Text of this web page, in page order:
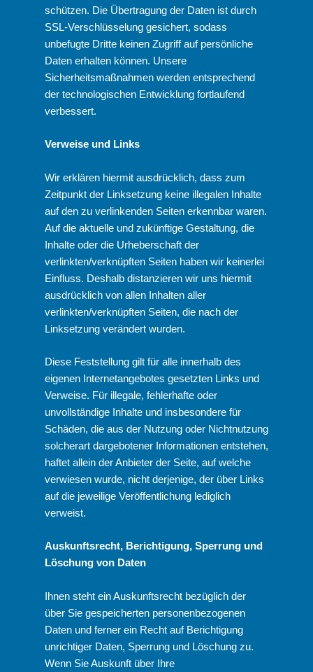
schützen. Die Übertragung der Daten ist durch
SSL-Verschlüsselung gesichert, sodass
unbefugte Dritte keinen Zugriff auf persönliche
Daten erhalten können. Unsere
Sicherheitsmaßnahmen werden entsprechend
der technologischen Entwicklung fortlaufend
verbessert.
Verweise und Links
Wir erklären hiermit ausdrücklich, dass zum
Zeitpunkt der Linksetzung keine illegalen Inhalte
auf den zu verlinkenden Seiten erkennbar waren.
Auf die aktuelle und zukünftige Gestaltung, die
Inhalte oder die Urheberschaft der
verlinkten/verknüpften Seiten haben wir keinerlei
Einfluss. Deshalb distanzieren wir uns hiermit
ausdrücklich von allen Inhalten aller
verlinkten/verknüpften Seiten, die nach der
Linksetzung verändert wurden.
Diese Feststellung gilt für alle innerhalb des
eigenen Internetangebotes gesetzten Links und
Verweise. Für illegale, fehlerhafte oder
unvollständige Inhalte und insbesondere für
Schäden, die aus der Nutzung oder Nichtnutzung
solcherart dargebotener Informationen entstehen,
haftet allein der Anbieter der Seite, auf welche
verwiesen wurde, nicht derjenige, der über Links
auf die jeweilige Veröffentlichung lediglich
verweist.
Auskunftsrecht, Berichtigung, Sperrung und
Löschung von Daten
Ihnen steht ein Auskunftsrecht bezüglich der
über Sie gespeicherten personenbezogenen
Daten und ferner ein Recht auf Berichtigung
unrichtiger Daten, Sperrung und Löschung zu.
Wenn Sie Auskunft über Ihre